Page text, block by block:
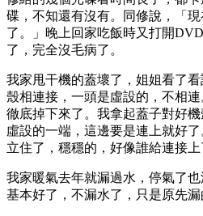
碟，不知還有沒有。同修說，「
了。」晚上回家吃飯時又打開
了，完全沒毛病了。
我家甩干機的蓋壞了，姐姐看了
殼相連接，一頭是虛設的，不相
徹底掉下來了。我拿起蓋子對好
虛設的一端，這邊要是連上就好
立住了，穩穩的，好像誰給連接上
我家暖氣去年就漏過水，停氣了
基本好了，不漏水了，只是原先漏